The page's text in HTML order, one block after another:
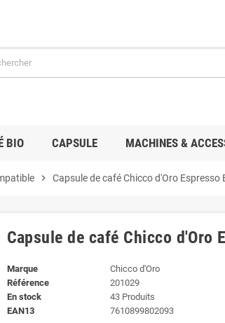
BIO CAPSULE MACHINES &
chevron_right Capsule de café Chicco d'Oro Espresso
Capsule de café Chicco d'Oro
Marque
Chicco d'Oro
Référence
201029
En stock
43 Produits
EAN13
7610899802093